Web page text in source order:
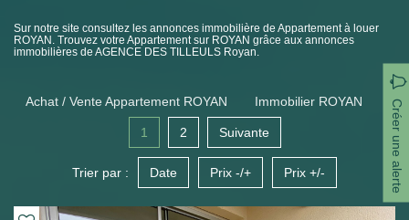
Sur notre site consultez les annonces immobilière de Appartement à louer
ROYAN. Trouvez votre Appartement sur ROYAN grâce aux annonces
immobilières de AGENCE DES TILLEULS Royan.
Achat / Vente Appartement ROYAN Immobilier ROYAN Créer une alerte
1 2 Suivante
Trier par : Date Prix -/+ Prix +/-